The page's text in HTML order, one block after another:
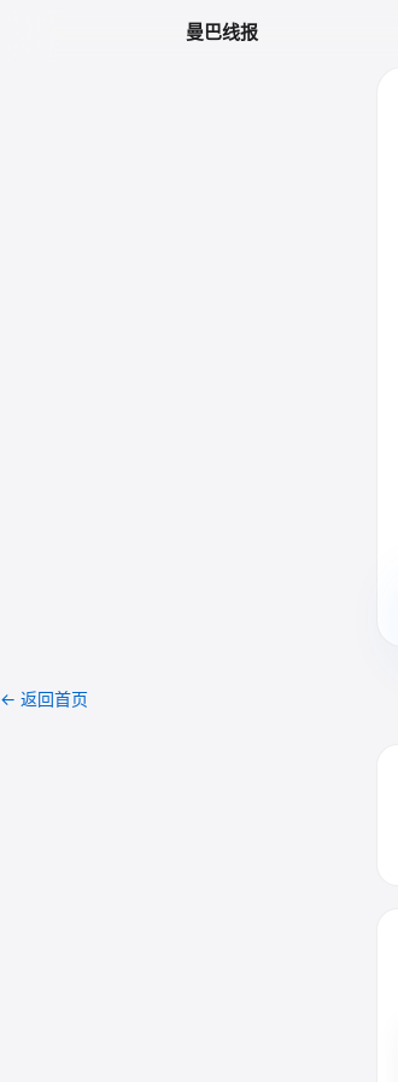
曼巴线报
← 返回首页